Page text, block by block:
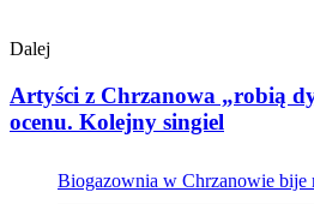
Dalej
Artyści z Chrzanowa „robią
ocenu. Kolejny singiel
Biogazownia w Chrzanowie bije